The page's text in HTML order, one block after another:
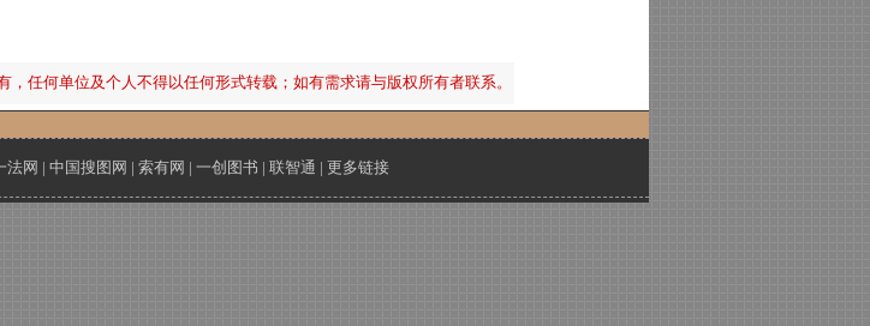
，任何单位及个人不得以任何形式转载；如有需求请与版权所有者联系。
法网 | 中国搜图网 | 索有网 | 一创图书 | 联智通 | 更多链接